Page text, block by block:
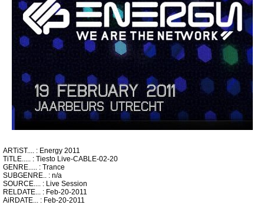
ARTiST.... : Energy 2011
TiTLE..... : Tiesto Live-CABLE-02-20
GENRE..... : Trance
SUBGENRE.. : n/a
SOURCE.... : Live Session
RELDATE... : Feb-20-2011
AiRDATE... : Feb-20-2011